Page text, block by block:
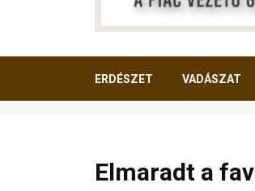
ERDÉSZET VADÁSZAT
Elmaradt a